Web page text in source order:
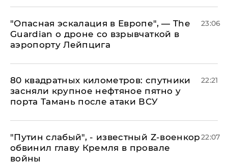
"Опасная эскалация в Европе", — The
Guardian о дроне со взрывчаткой в
аэропорту Лейпцига
23:06
80 квадратных километров: спутники
засняли крупное нефтяное пятно у
порта Тамань после атаки ВСУ
22:21
​"Путин слабый", - известный Z-военкор
обвинил главу Кремля в провале
войны
22:07